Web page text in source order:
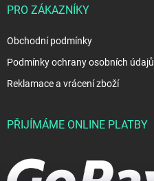
PRO ZÁKAZNÍKY
Obchodní podmínky
Podmínky ochrany osobních údajů
Reklamace a vrácení zboží
PŘIJÍMÁME ONLINE PLATBY